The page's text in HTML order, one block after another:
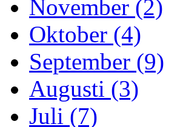
November (2)
Oktober (4)
September (9)
Augusti (3)
Juli (7)